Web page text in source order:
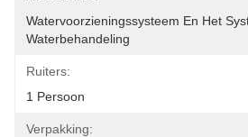
Watervoorzieningssysteem En Het
Waterbehandeling
Ruiters:
1 Persoon
Verpakking: